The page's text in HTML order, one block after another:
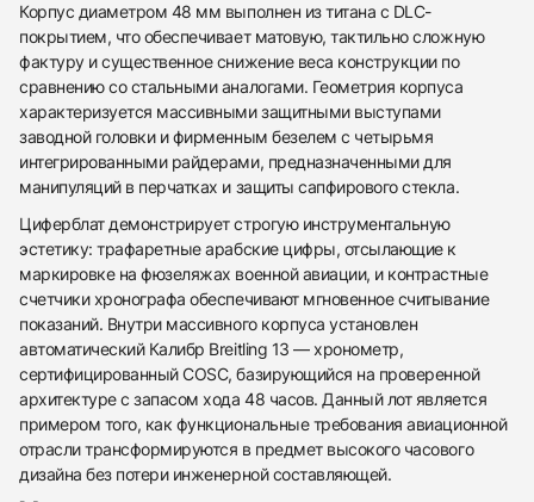
438
285
145
142
205
204
195
150
6
Корпус диаметром 48 мм выполнен из титана с DLC-
покрытием, что обеспечивает матовую, тактильно сложную
фактуру и существенное снижение веса конструкции по
сравнению со стальными аналогами. Геометрия корпуса
характеризуется массивными защитными выступами
заводной головки и фирменным безелем с четырьмя
интегрированными райдерами, предназначенными для
манипуляций в перчатках и защиты сапфирового стекла.
Циферблат демонстрирует строгую инструментальную
эстетику: трафаретные арабские цифры, отсылающие к
маркировке на фюзеляжах военной авиации, и контрастные
счетчики хронографа обеспечивают мгновенное считывание
показаний. Внутри массивного корпуса установлен
автоматический Калибр Breitling 13 — хронометр,
сертифицированный COSC, базирующийся на проверенной
архитектуре с запасом хода 48 часов. Данный лот является
примером того, как функциональные требования авиационной
отрасли трансформируются в предмет высокого часового
дизайна без потери инженерной составляющей.